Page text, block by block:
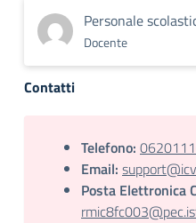
Personale
Docente
Contatti
Telefono:
Email:
Posta Elettronica